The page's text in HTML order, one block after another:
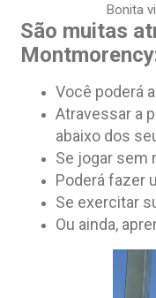
Bonita
São muitas
Você poderá
Atravessar a
abaixo dos
Se jogar sem
Poderá fazer
Se exercitar
Ou ainda,